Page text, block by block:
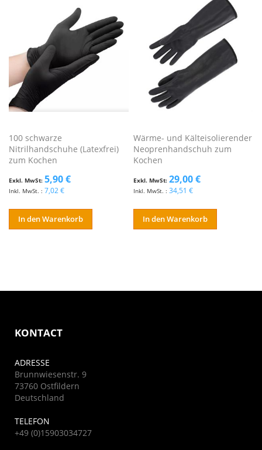
100 schwarze
Nitrilhandschuhe (Latexfrei)
zum Kochen
7,02 €
5,90 €
In den Warenkorb
Wärme- und Kälteisolierender
Neoprenhandschuh zum
Kochen
34,51 €
29,00 €
In den Warenkorb
KONTACT
ADRESSE
Brunnwiesenstr. 9
73760 Ostfildern
Deutschland
TELEFON
+49 (0)15903034727